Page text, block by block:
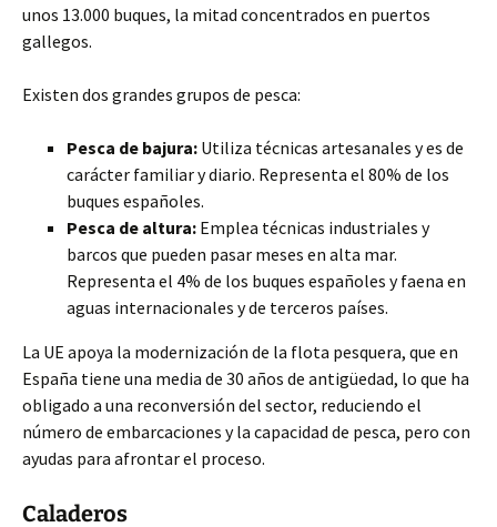
unos 13.000 buques, la mitad concentrados en puertos
gallegos.
Existen dos grandes grupos de pesca:
Pesca de bajura: Utiliza técnicas artesanales y es de
carácter familiar y diario. Representa el 80% de los
buques españoles.
Pesca de altura: Emplea técnicas industriales y
barcos que pueden pasar meses en alta mar.
Representa el 4% de los buques españoles y faena en
aguas internacionales y de terceros países.
La UE apoya la modernización de la flota pesquera, que en
España tiene una media de 30 años de antigüedad, lo que ha
obligado a una reconversión del sector, reduciendo el
número de embarcaciones y la capacidad de pesca, pero con
ayudas para afrontar el proceso.
Caladeros